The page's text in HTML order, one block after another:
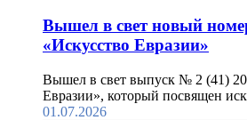
Вышел в свет новый
«Искусство Евразии»
Вышел в свет выпуск № 2 (41)
Евразии», который посвящен
01.07.2026